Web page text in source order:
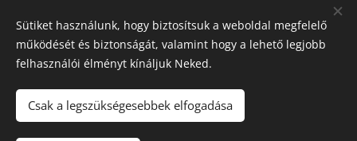
Till "96" Kft Adószán: 11385497-2-05
Sütiket használunk, hogy biztosítsuk a weboldal megfelelő
működését és biztonságát, valamint hogy a lehető legjobb
felhasználói élményt kínáljuk Neked.
Csak a legszükségesebbek elfogadása